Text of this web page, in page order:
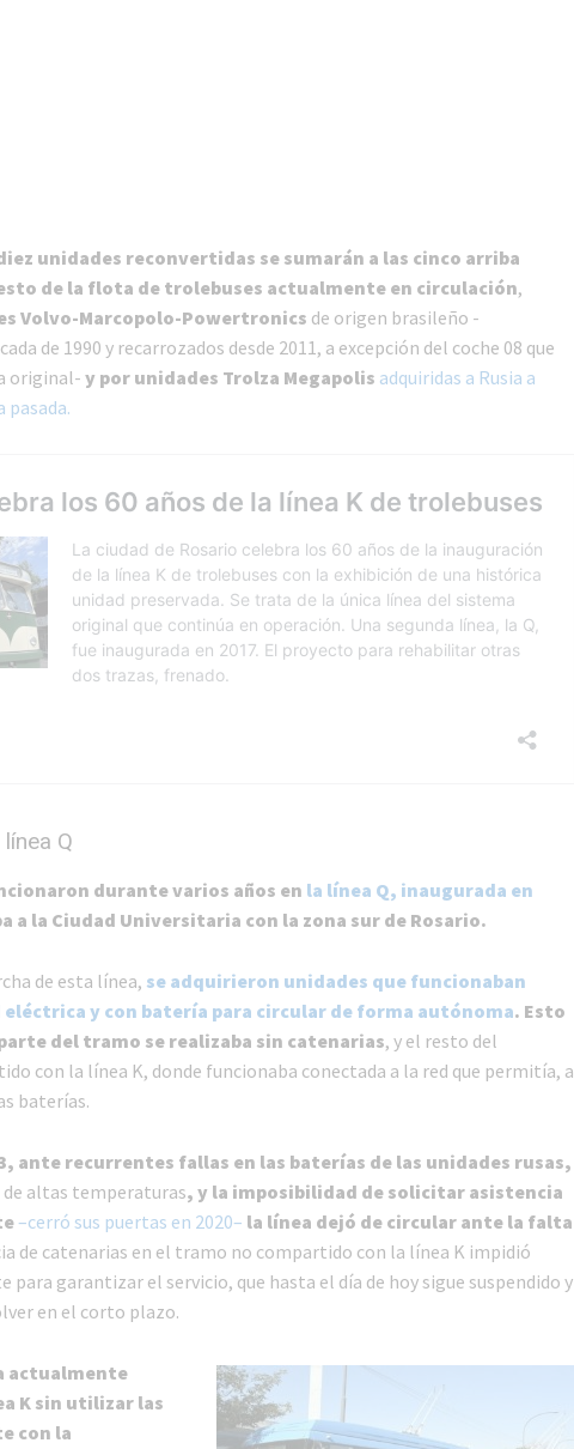
unidades reconvertidas se sumarán a las cinco arriba
de la flota de trolebuses actualmente en circulación,
Volvo-Marcopolo-Powertronics de origen brasileño -
de 1990 y recarrozados desde 2011, a excepción del coche 08 que
original- y por unidades Trolza Megapolis adquiridas a Rusia a
pasada.
Q
durante varios años en la línea Q, inaugurada en
a la Ciudad Universitaria con la zona sur de Rosario.
de esta línea, se adquirieron unidades que funcionaban
eléctrica y con batería para circular de forma autónoma. Esto
del tramo se realizaba sin catenarias, y el resto del
con la línea K, donde funcionaba conectada a la red que permitía, a
baterías.
ante recurrentes fallas en las baterías de las unidades rusas,
altas temperaturas, y la imposibilidad de solicitar asistencia
–cerró sus puertas en 2020– la línea dejó de circular ante la falta
de catenarias en el tramo no compartido con la línea K impidió
garantizar el servicio, que hasta el día de hoy sigue suspendido y
en el corto plazo.
actualmente
K sin utilizar las
con la